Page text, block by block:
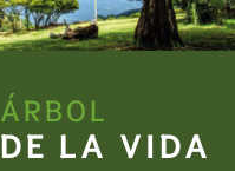
ÁRBOL
DE LA VIDA